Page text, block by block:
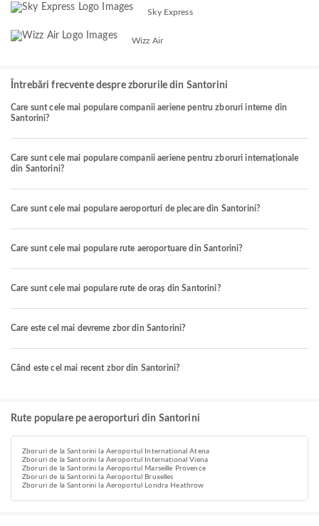
Sky Express
Wizz Air
Întrebări frecvente despre zborurile din Santorini
Care sunt cele mai populare companii aeriene pentru zboruri interne din
Santorini?
Care sunt cele mai populare companii aeriene pentru zboruri internaționale
din Santorini?
Care sunt cele mai populare aeroporturi de plecare din Santorini?
Care sunt cele mai populare rute aeroportuare din Santorini?
Care sunt cele mai populare rute de oraș din Santorini?
Care este cel mai devreme zbor din Santorini?
Când este cel mai recent zbor din Santorini?
Rute populare pe aeroporturi din Santorini
Zboruri de la Santorini la Aeroportul Internațional Atena
Zboruri de la Santorini la Aeroportul Internațional Viena
Zboruri de la Santorini la Aeroportul Marseille Provence
Zboruri de la Santorini la Aeroportul Bruxelles
Zboruri de la Santorini la Aeroportul Londra Heathrow